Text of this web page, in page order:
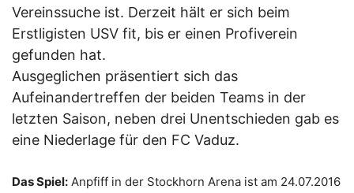
Vereinssuche ist. Derzeit hält er sich beim
Erstligisten USV fit, bis er einen Profiverein
gefunden hat.
Ausgeglichen präsentiert sich das
Aufeinandertreffen der beiden Teams in der
letzten Saison, neben drei Unentschieden gab es
eine Niederlage für den FC Vaduz.
Das Spiel: Anpfiff in der Stockhorn Arena ist am 24.07.2016